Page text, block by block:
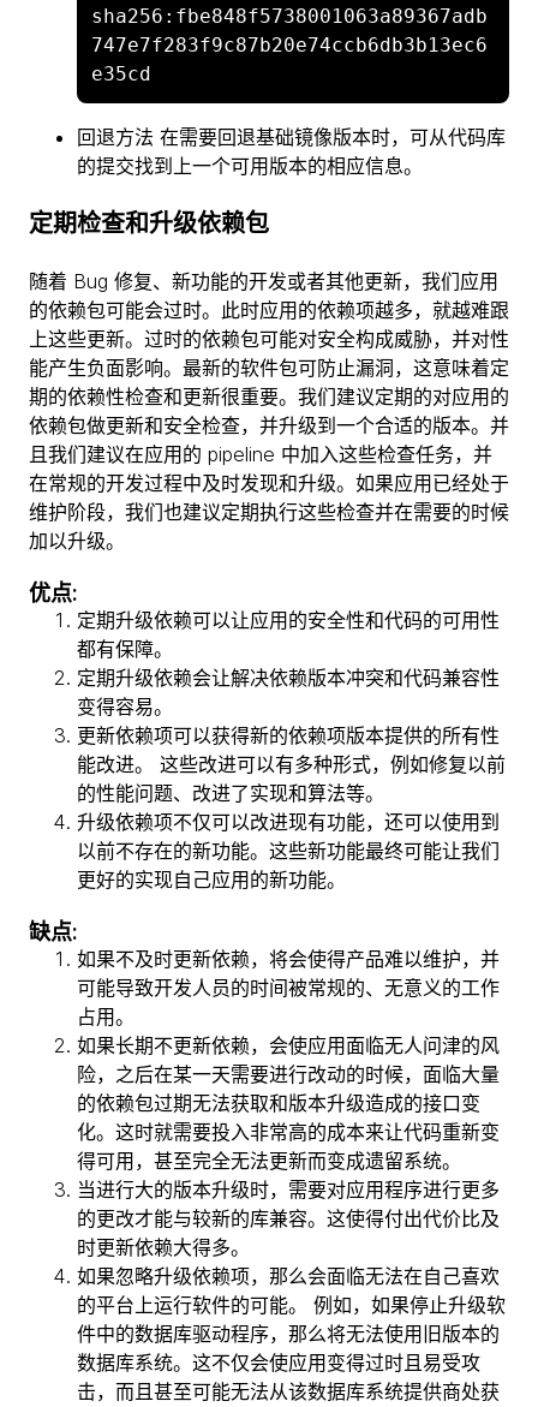
sha256:fbe848f5738001063a89367adb
747e7f283f9c87b20e74ccb6db3b13ec6
回退方法 在需要回退基础镜像版本时，可从代码库
的提交找到上一个可用版本的相应信息。
定期检查和升级依赖包
随着 Bug 修复、新功能的开发或者其他更新，我们应用
的依赖包可能会过时。此时应用的依赖项越多，就越难跟
上这些更新。过时的依赖包可能对安全构成威胁，并对性
能产生负面影响。最新的软件包可防止漏洞，这意味着定
期的依赖性检查和更新很重要。我们建议定期的对应用的
依赖包做更新和安全检查，并升级到一个合适的版本。并
且我们建议在应用的 pipeline 中加入这些检查任务，并
在常规的开发过程中及时发现和升级。如果应用已经处于
维护阶段，我们也建议定期执行这些检查并在需要的时候
加以升级。
优点:
定期升级依赖可以让应用的安全性和代码的可用性
都有保障。
定期升级依赖会让解决依赖版本冲突和代码兼容性
变得容易。
更新依赖项可以获得新的依赖项版本提供的所有性
能改进。 这些改进可以有多种形式，例如修复以前
的性能问题、改进了实现和算法等。
升级依赖项不仅可以改进现有功能，还可以使用到
以前不存在的新功能。这些新功能最终可能让我们
更好的实现自己应用的新功能。
缺点:
如果不及时更新依赖，将会使得产品难以维护，并
可能导致开发人员的时间被常规的、无意义的工作
占用。
如果长期不更新依赖，会使应用面临无人问津的风
险，之后在某一天需要进行改动的时候，面临大量
的依赖包过期无法获取和版本升级造成的接口变
化。这时就需要投入非常高的成本来让代码重新变
得可用，甚至完全无法更新而变成遗留系统。
当进行大的版本升级时，需要对应用程序进行更多
的更改才能与较新的库兼容。这使得付出代价比及
时更新依赖大得多。
如果忽略升级依赖项，那么会面临无法在自己喜欢
的平台上运行软件的可能。 例如，如果停止升级软
件中的数据库驱动程序，那么将无法使用旧版本的
数据库系统。这不仅会使应用变得过时且易受攻
击，而且甚至可能无法从该数据库系统提供商处获